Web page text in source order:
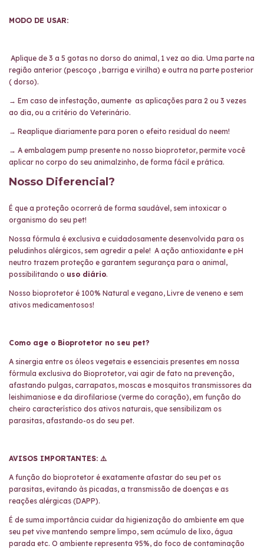
MODO DE USAR:
Aplique de 3 a 5 gotas no dorso do animal, 1 vez ao dia. Uma parte na
região anterior (pescoço , barriga e virilha) e outra na parte posterior
( dorso).
→ Em caso de infestação, aumente as aplicações para 2 ou 3 vezes
ao dia, ou a critério do Veterinário.
→ Reaplique diariamente para poren o efeito residual do neem!
→ A embalagem pump presente no nosso bioprotetor, permite você
aplicar no corpo do seu animalzinho, de forma fácil e prática.
Nosso Diferencial?
É que a proteção ocorrerá de forma saudável, sem intoxicar o
organismo do seu pet!
Nossa fórmula é exclusiva e cuidadosamente desenvolvida para os
peludinhos alérgicos, sem agredir a pele! A ação antioxidante e pH
neutro trazem proteção e garantem segurança para o animal,
possibilitando o uso diário.
Nosso bioprotetor é 100% Natural e vegano, Livre de veneno e sem
ativos medicamentosos!
Como age o Bioprotetor no seu pet?
A sinergia entre os óleos vegetais e essenciais presentes em nossa
fórmula exclusiva do Bioprotetor, vai agir de fato na prevenção,
afastando pulgas, carrapatos, moscas e mosquitos transmissores da
eishimaniose e da dirofilariose (verme do coração), em função do
cheiro característico dos ativos naturais, que sensibilizam os
parasitas, afastando-os do seu pet.
AVISOS IMPORTANTES: ⚠️
A função do bioprotetor é exatamente afastar do seu pet os
parasitas, evitando às picadas, a transmissão de doenças e as
reações alérgicas (DAPP).
É de suma importância cuidar da higienização do ambiente em que
seu pet vive mantendo sempre limpo, sem acúmulo de lixo, água
parada etc. O ambiente representa 95%, do foco de contaminação